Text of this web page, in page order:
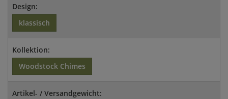
Design:
klassisch
Kollektion:
Woodstock Chimes
Artikel- / Versandgewicht: